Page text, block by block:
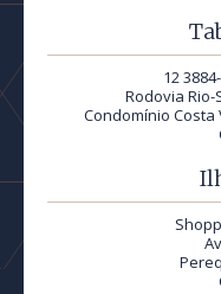
12
Rodovia Rio-
Condomínio Costa